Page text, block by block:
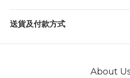
送貨及付款方式
About